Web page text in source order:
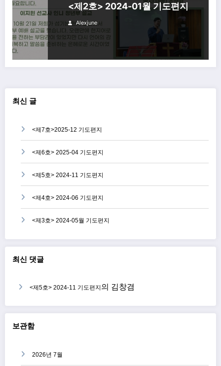
<제2호> 2024-01월 기도편지
Alexjune
최신 글
<제7호>2025-12 기도편지
<제6호> 2025-04 기도편지
<제5호> 2024-11 기도편지
<제4호> 2024-06 기도편지
<제3호> 2024-05월 기도편지
최신 댓글
<제5호> 2024-11 기도편지 의 김창겸
보관함
2026년 7월